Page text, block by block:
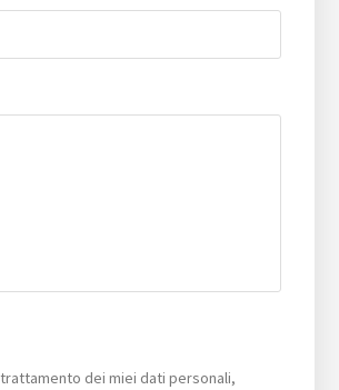
dei miei dati personali,